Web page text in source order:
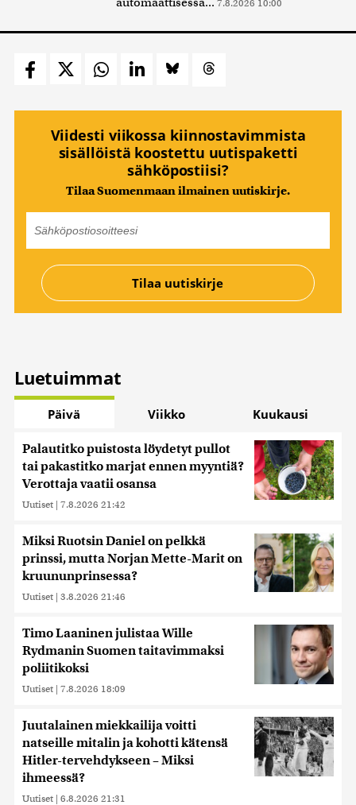
7.8.2026 10:00
Viidesti viikossa kiinnostavimmista
sisällöistä koostettu uutispaketti
sähköpostiisi?
Tilaa Suomenmaan ilmainen uutiskirje.
Luetuimmat
Päivä Viikko Kuukausi
Palautitko puistosta löydetyt pullot
tai pakastitko marjat ennen myyntiä?
Verottaja vaatii osansa
Uutiset | 7.8.2026 21:42
Miksi Ruotsin Daniel on pelkkä
prinssi, mutta Norjan Mette-Marit on
kruununprinsessa?
Uutiset | 3.8.2026 21:46
Timo Laaninen julistaa Wille
Rydmanin Suomen taitavimmaksi
poliitikoksi
Uutiset | 7.8.2026 18:09
Juutalainen miekkailija voitti
natseille mitalin ja kohotti kätensä
Hitler-tervehdykseen – Miksi
ihmeessä?
Uutiset | 6.8.2026 21:31